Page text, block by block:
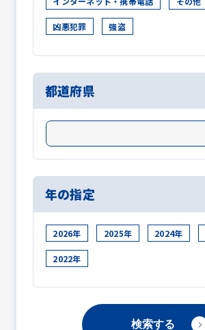
凶悪犯罪 強盗
都道府県
年の指定
2026年 2025年 2024年
2022年